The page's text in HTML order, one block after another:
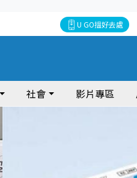
U GO搵好去處
社會 影片專區